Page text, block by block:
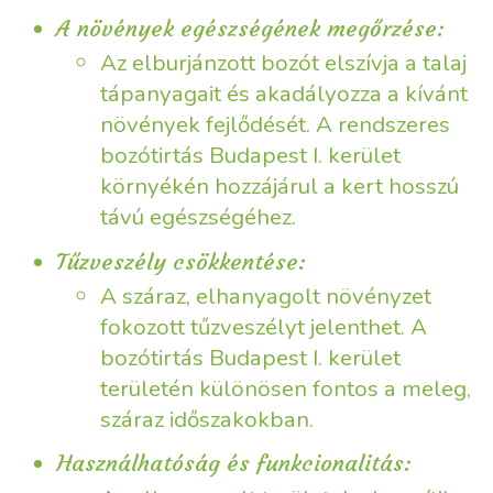
A növények egészségének megőrzése:
Az elburjánzott bozót elszívja a talaj
tápanyagait és akadályozza a kívánt
növények fejlődését. A rendszeres
bozótirtás Budapest I. kerület
környékén hozzájárul a kert hosszú
távú egészségéhez.
Tűzveszély csökkentése:
A száraz, elhanyagolt növényzet
fokozott tűzveszélyt jelenthet. A
bozótirtás Budapest I. kerület
területén különösen fontos a meleg,
száraz időszakokban.
Használhatóság és funkcionalitás: